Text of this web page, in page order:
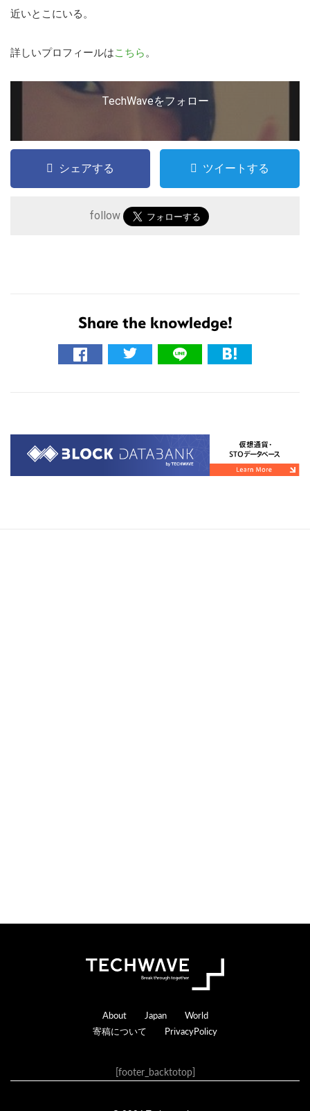
近いとこにいる。
詳しいプロフィールはこちら。
TechWaveをフォロー
シェアする ツイートする
follow
Share the knowledge!
Footer
About Japan
World
寄稿について
PrivacyPolicy
[footer_backtotop]